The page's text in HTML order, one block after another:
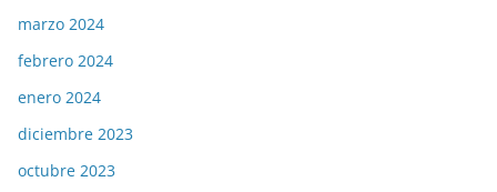
marzo 2024
febrero 2024
enero 2024
diciembre 2023
octubre 2023